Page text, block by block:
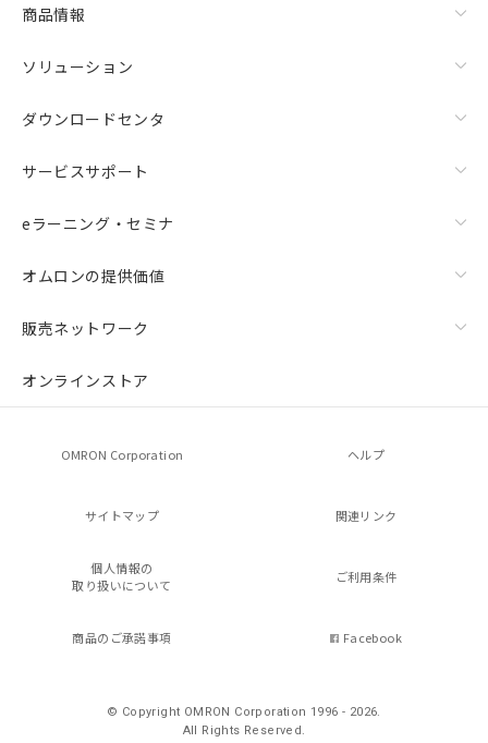
商品情報
ソリューション
ダウンロードセンタ
サービスサポート
eラーニング・セミナ
オムロンの提供価値
販売ネットワーク
オンラインストア
OMRON Corporation ヘルプ
サイトマップ 関連リンク
個人情報の
取り扱いについて
ご利用条件
商品のご承諾事項 Facebook
© Copyright OMRON Corporation 1996 - 2026.
All Rights Reserved.